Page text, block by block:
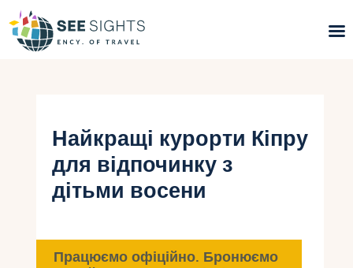
Гарячі тури
Типи Турів
Країни
Інфо
Найкращі курорти Кіпру
для відпочинку з
дітьми восени
Працюємо офіційно. Бронюємо